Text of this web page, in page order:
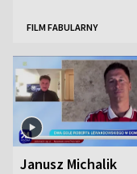
FILM FABULARNY
Janusz Michalik